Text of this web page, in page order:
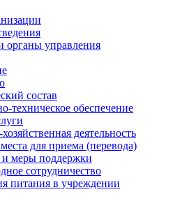
органы управления
состав
техническое обеспечение
деятельность
для приема (перевода)
меры поддержки
сотрудничество
питания в учреждении